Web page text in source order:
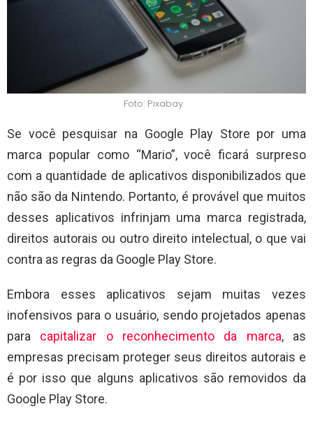
Foto: Pixabay
Se você pesquisar na Google Play Store por uma
marca popular como “Mario”, você ficará surpreso
com a quantidade de aplicativos disponibilizados que
não são da Nintendo. Portanto, é provável que muitos
desses aplicativos infrinjam uma marca registrada,
direitos autorais ou outro direito intelectual, o que vai
contra as regras da Google Play Store.
Embora esses aplicativos sejam muitas vezes
inofensivos para o usuário, sendo projetados apenas
para capitalizar o reconhecimento da marca, as
empresas precisam proteger seus direitos autorais e
é por isso que alguns aplicativos são removidos da
Google Play Store.